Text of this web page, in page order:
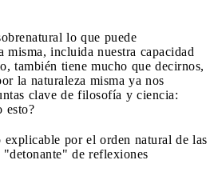
lo que puede
misma, incluida nuestra capacidad
también tiene mucho que decirnos,
la naturaleza misma ya nos
clave de filosofía y ciencia:
esto?
por el orden natural de las
de reflexiones